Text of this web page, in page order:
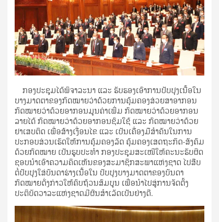
ກອງປະຊຸມໄດ້ພິຈາລະນາ ແລະ ຮັບຮອງເອົາການປັບປຸງເນື້ອໃນ
ບາງມາດຕາຂອງກົດໝາຍວ່າດ້ວຍການຄຸ້ມຄອງສ່ວຍສາອາກອນ
ກົດໝາຍວ່າດ້ວຍອາກອນມູນຄ່າເພີ່ມ ກົດໝາຍວ່າດ້ວຍອາກອນ
ລາຍໄດ້ ກົດໝາຍວ່າດ້ວຍອາກອນຊົມໃຊ້ ແລະ ກົດໝາຍວ່າດ້ວຍ
ຢາເສບຕິດ ເພື່ອສ້າງເງື່ອນໄຂ ແລະ ເປັນເຄື່ອງມືສໍາຄັນໃນການ
ປະກອບສ່ວນເຮັດໃຫ້ການຄຸ້ມຄອງລັດ ຄຸ້ມຄອງເສດຖະກິດ-ສັງຄົມ
ດ້ວຍກົດໝາຍ ເປັນຮູບປະທໍາ ກອງປະຊຸມສະເໜີໃຫ້ຄະນະຮັບຜິດ
ຊອບນໍາເອົາຄວາມຄິດເຫັນຂອງສະມາຊິກສະພາແຫ່ງຊາດ ໄປສືບ
ຕໍ່ປັບປຸງໃສ່ບັນດາຮ່າງເນື້ອໃນ ປັບປຸງບາງມາດຕາຂອງບັນດາ
ກົດໝາຍດັ່ງກ່າວໃຫ້ຄົບຖ້ວນສົມບູນ ເພື່ອນໍາໄປສູ່ການຈັດຕັ້ງ
ປະຕິບັດວາລະແຫ່ງຊາດມີຜົນສໍາເລັດເປັນຢ່າງດີ.